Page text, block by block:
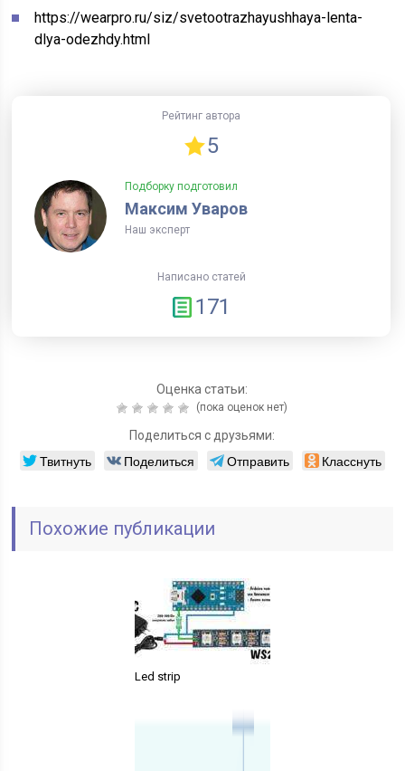
https://wearpro.ru/siz/svetootrazhayushhaya-lenta-
dlya-odezhdy.html
Рейтинг автора
5
Подборку подготовил
Максим Уваров
Наш эксперт
Написано статей
171
Оценка статьи:
(пока оценок нет)
Поделиться с друзьями:
Твитнуть Поделиться Отправить Класснуть
Похожие публикации
Led strip